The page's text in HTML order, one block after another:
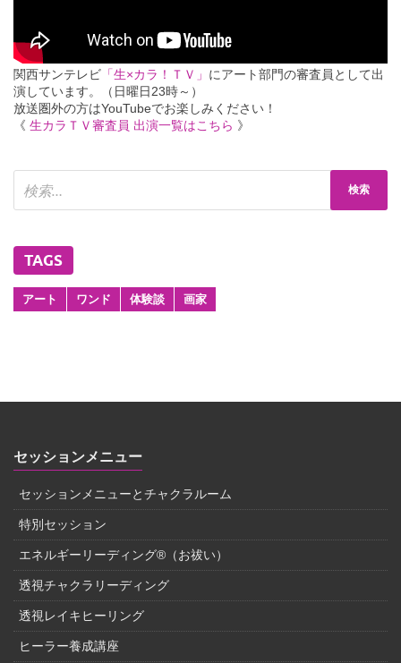
関西サンテレビ 「生×カラ！ＴＶ」 にアート部門の審査員として出
演しています。（日曜日23時～）
放送圏外の方はYouTubeでお楽しみください！
《 生カラＴＶ審査員 出演一覧はこちら 》
TAGS
アート ワンド 体験談 画家
セッションメニュー
セッションメニューとチャクラルーム
特別セッション
エネルギーリーディング®（お祓い）
透視チャクラリーディング
透視レイキヒーリング
ヒーラー養成講座